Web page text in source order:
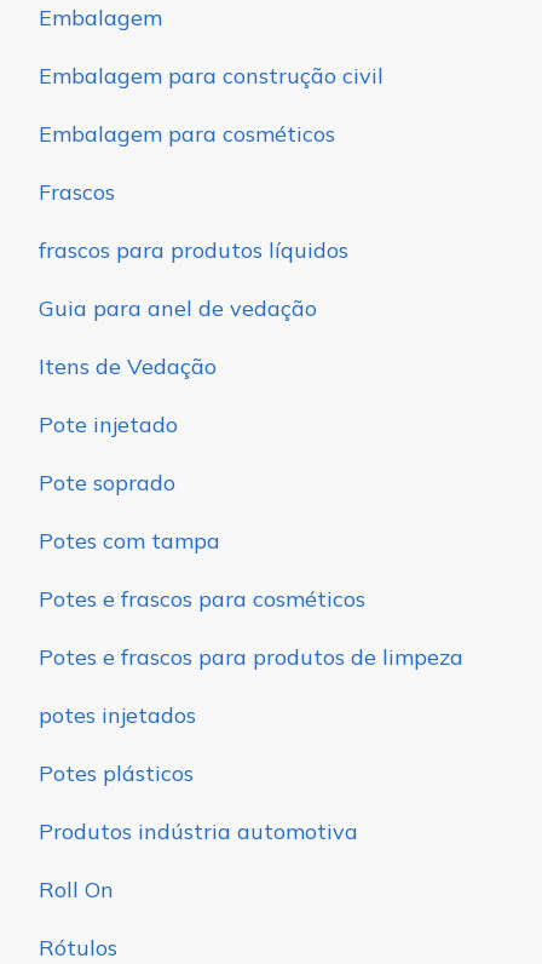
Embalagem
Embalagem para construção civil
Embalagem para cosméticos
Frascos
frascos para produtos líquidos
Guia para anel de vedação
Itens de Vedação
Pote injetado
Pote soprado
Potes com tampa
Potes e frascos para cosméticos
Potes e frascos para produtos de limpeza
potes injetados
Potes plásticos
Produtos indústria automotiva
Roll On
Rótulos